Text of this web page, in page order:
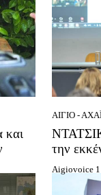
και
ΑΊΓΙΟ -
την
Aigiovoice 1